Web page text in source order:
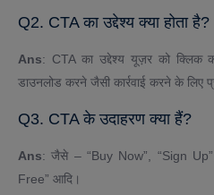
Q2. CTA का उद्देश्य क्या होता है?
Ans: CTA का उद्देश्य यूज़र को क्लिक
डाउनलोड करने जैसी कार्रवाई करने के लिए
Q3. CTA के उदाहरण क्या हैं?
Ans: जैसे – “Buy Now”, “Sign
Free” आदि।